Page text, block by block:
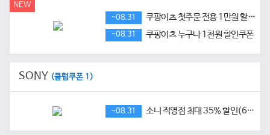
NEW
~08.31
쿠팡이츠 첫주문 전용 1만원 할인쿠폰
~08.31 쿠팡이츠 누구나 1천원 할인쿠폰
SONY (클럽쿠폰 1)
~08.31 소니 직영점 최대 35% 할인(6월~8월)